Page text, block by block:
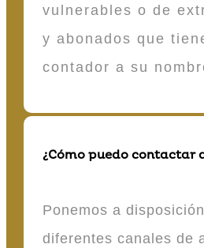
vulnerables o de
y abonados que
contador a su
¿Cómo puedo contactar
Ponemos a
diferentes canales de